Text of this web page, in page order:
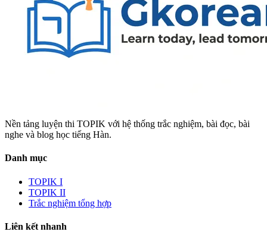
Nền tảng luyện thi TOPIK với hệ thống trắc nghiệm, bài đọc, bài
nghe và blog học tiếng Hàn.
Danh mục
TOPIK I
TOPIK II
Trắc nghiệm tổng hợp
Liên kết nhanh